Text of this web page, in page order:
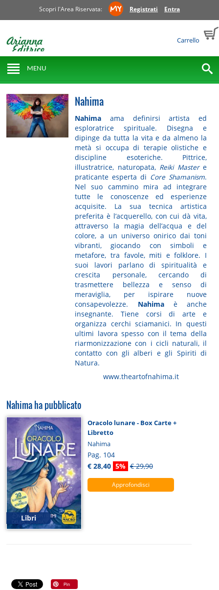
Scopri l'Area Riservata: Registrati Entra
Carrello
MENU
Nahima
Nahima ama definirsi artista ed
esploratrice spirituale. Disegna e
dipinge da tutta la vita e da almeno la
metà si occupa di terapie olistiche e
discipline esoteriche. Pittrice,
illustratrice, naturopata, Reiki Mastere
praticante esperta di Core Shamanism.
Nel suo cammino mira ad integrare
tutte le conoscenze ed esperienze
acquisite. La sua tecnica artistica
preferita è l’acquerello, con cui dà vita,
attraverso la magia dell’acqua e del
colore, a un universo onirico dai toni
vibranti, giocando con simboli e
metafore, tra favole, miti e folklore. I
suoi lavori parlano di spiritualità e
crescita personale, cercando di
trasmettere bellezza e senso di
meraviglia, per ispirare nuove
consapevolezze. Nahimaè anche
insegnante. Tiene corsi di arte e
organizza cerchi sciamanici. In questi
ultimi lavora spesso con il tema della
riarmonizzazione con i cicli naturali, il
contatto con gli alberi e gli Spiriti di
Natura.
www.theartofnahima.it
Nahima ha pubblicato
Libri
Oracolo lunare - Box Carte +
Libretto
Nahima
Pag. 104
€ 28,40 5% € 29,90
Approfondisci